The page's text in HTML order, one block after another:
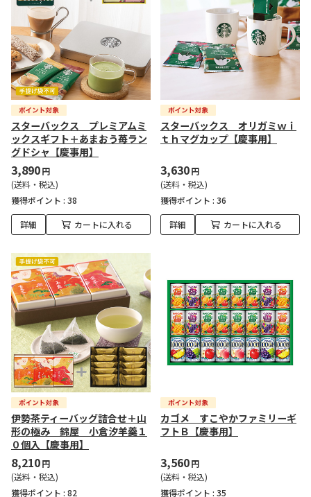
スターバックス プレミアムミ
ックスギフト＋あまおう苺ラン
グドシャ【慶事用】
3,890円
(送料・税込)
獲得ポイント : 38
詳細 カートに入れる
スターバックス オリガミｗｉ
ｔｈマグカップ【慶事用】
3,630円
(送料・税込)
獲得ポイント : 36
詳細 カートに入れる
伊勢茶ティーバッグ詰合せ＋山
形の極み 錦屋 小倉汐羊羹１
０個入【慶事用】
8,210円
(送料・税込)
獲得ポイント : 82
カゴメ すこやかファミリーギ
フトＢ【慶事用】
3,560円
(送料・税込)
獲得ポイント : 35